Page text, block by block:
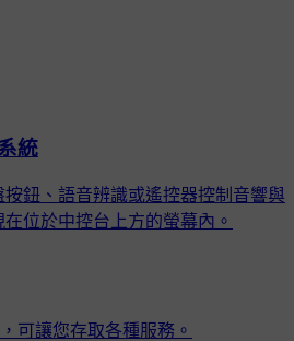
統
鈕、語音辨識或遙控器控制音響與
位於中控台上方的螢幕內。
可讓您存取各種服務。